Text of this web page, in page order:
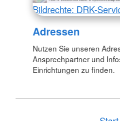
Bildrechte: DRK-
Adressen
Nutzen Sie unseren
Ansprechpartner und
Einrichtungen zu finden.